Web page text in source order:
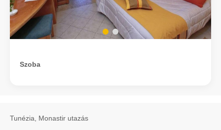
Szoba
Tunézia, Monastir utazás